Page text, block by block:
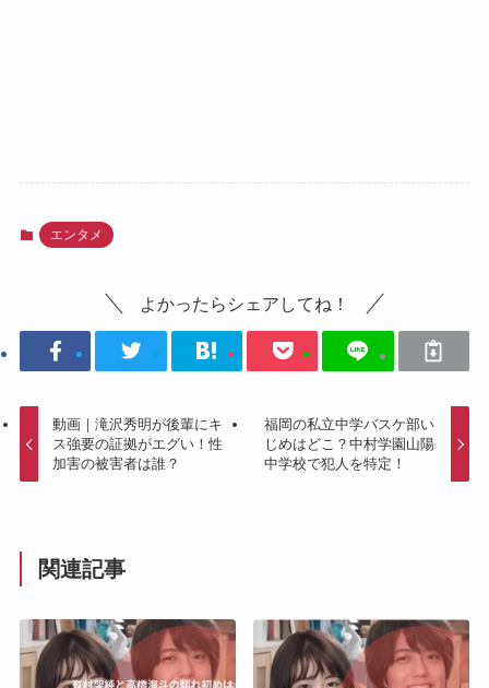
エンタメ
よかったらシェアしてね！
動画｜滝沢秀明が後輩にキ
ス強要の証拠がエグい！性
加害の被害者は誰？
福岡の私立中学バスケ部い
じめはどこ？中村学園山陽
中学校で犯人を特定！
関連記事